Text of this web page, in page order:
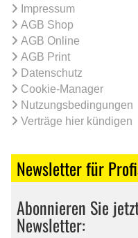
Impressum
AGB Shop
AGB Online
AGB Print
Datenschutz
Cookie-Manager
Nutzungsbedingungen
Verträge hier kündigen
Newsletter für
Abonnieren Sie
Newsletter: